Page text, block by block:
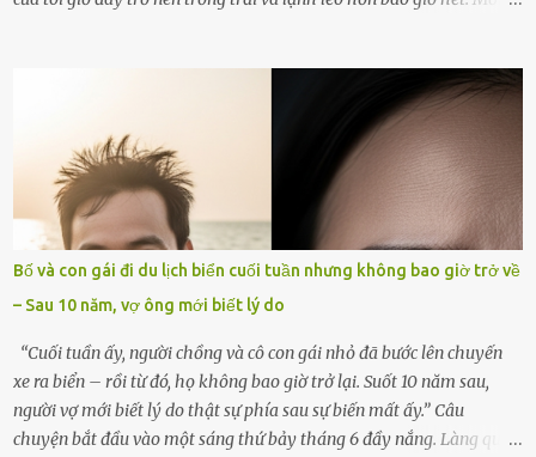
rơi vào khoảng trống vô tận, chẳng còn muốn làm gì ngoài việc
ngồi lặng lẽ nhớ về cô ấy. Nhưng cuộc sống không cho phép tôi mãi
chìm đắm trong đau khổ. Họ hàng, bạn bè và những người thân
thiết đã đến bên, giúp tôi tổ chức tang lễ chu toàn. Và hôm nay là
ngày giỗ đầu tiên của vợ, 49 ngày sau khi cô ấy rời xa tôi mãi
mãi.Buổi sáng hôm đó, sau khi cúng cơm xong, tôi quyết định lên
sắp xếp lại bàn thờ vợ. Mọi thứ vẫn như mọi ngày, nhưng có điều gì
đó kỳ lạ mà tôi không thể giải thích được. Trong khoảnh khắc tôi
cúi xuống lau chùi bát hương, một luồng gió lạ thoáng qua, khiến
tôi giật mình. Và rồi, một chuyện kinh...
Bố và con gái đi du lịch biển cuối tuần nhưng không bao giờ trở về
– Sau 10 năm, vợ ông mới biết lý do
“Cuối tuần ấy, người chồng và cô con gái nhỏ đã bước lên chuyến
xe ra biển – rồi từ đó, họ không bao giờ trở lại. Suốt 10 năm sau,
người vợ mới biết lý do thật sự phía sau sự biến mất ấy.” Câu
chuyện bắt đầu vào một sáng thứ bảy tháng 6 đầy nắng. Làng quê